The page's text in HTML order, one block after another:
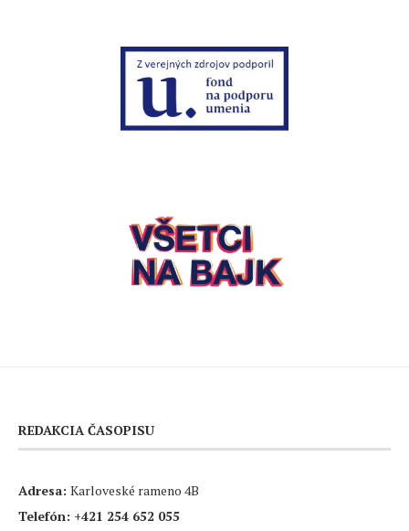
REDAKCIA ČASOPISU
Adresa: Karloveské rameno 4B
Telefón: +421 254 652 055